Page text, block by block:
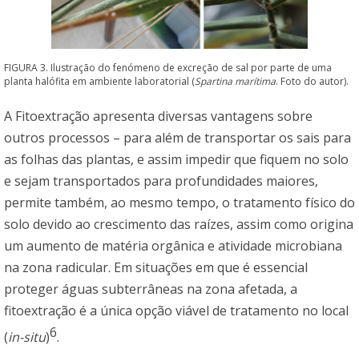
FIGURA 3. Ilustração do fenómeno de excreção de sal por parte de uma
planta halófita em ambiente laboratorial (Spartina marítima. Foto do autor).
A Fitoextração apresenta diversas vantagens sobre
outros processos – para além de transportar os sais para
as folhas das plantas, e assim impedir que fiquem no solo
e sejam transportados para profundidades maiores,
permite também, ao mesmo tempo, o tratamento físico do
solo devido ao crescimento das raízes, assim como origina
um aumento de matéria orgânica e atividade microbiana
na zona radicular. Em situações em que é essencial
proteger águas subterrâneas na zona afetada, a
fitoextração é a única opção viável de tratamento no local
(in-situ)6.